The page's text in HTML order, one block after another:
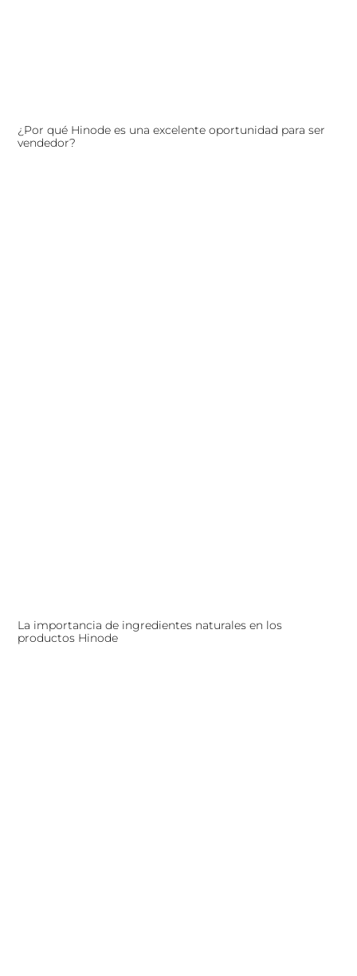
¿Por qué Hinode es una excelente oportunidad para ser
vendedor?
La importancia de ingredientes naturales en los
productos Hinode